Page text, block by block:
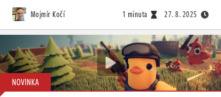
Mojmír Kočí 1 minuta 27. 8. 2025
NOVINKA